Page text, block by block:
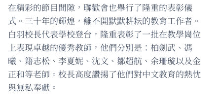
在精彩的節目間隙，聯歡會也舉行了隆重的表彰儀
式。三十年的輝煌，離不開默默耕耘的教育工作者。
白羽校長代表學校登台，隆重表彰了一批在教學崗位
上表現卓越的優秀教師，他們分別是：柏劍武、馮
曦、籍志松、李夏妮、沈文、鄒超航、余珊璇以及金
正和等老師。校長高度讚揚了他們對中文教育的熱忱
與無私奉獻。